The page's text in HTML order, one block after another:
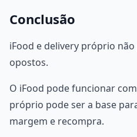
Conclusão
iFood e delivery próprio
opostos.
O iFood pode funcionar
próprio pode ser a base
margem e recompra.